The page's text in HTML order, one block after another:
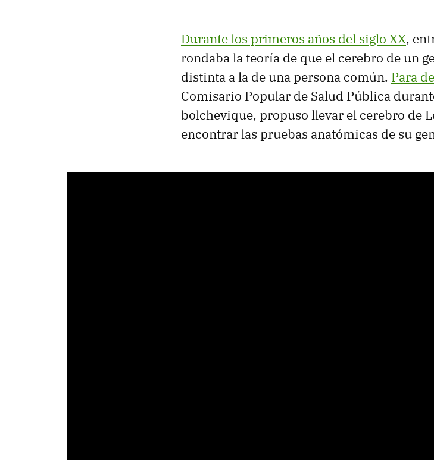
Durante los primeros años del siglo XX,
rondaba la teoría de que el cerebro de un
distinta a la de una persona común. Para
Comisario Popular de Salud Pública
bolchevique, propuso llevar el cerebro de
encontrar las pruebas anatómicas de su